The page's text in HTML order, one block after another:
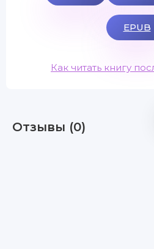
EPUB
Как читать книгу
Отзывы (0)